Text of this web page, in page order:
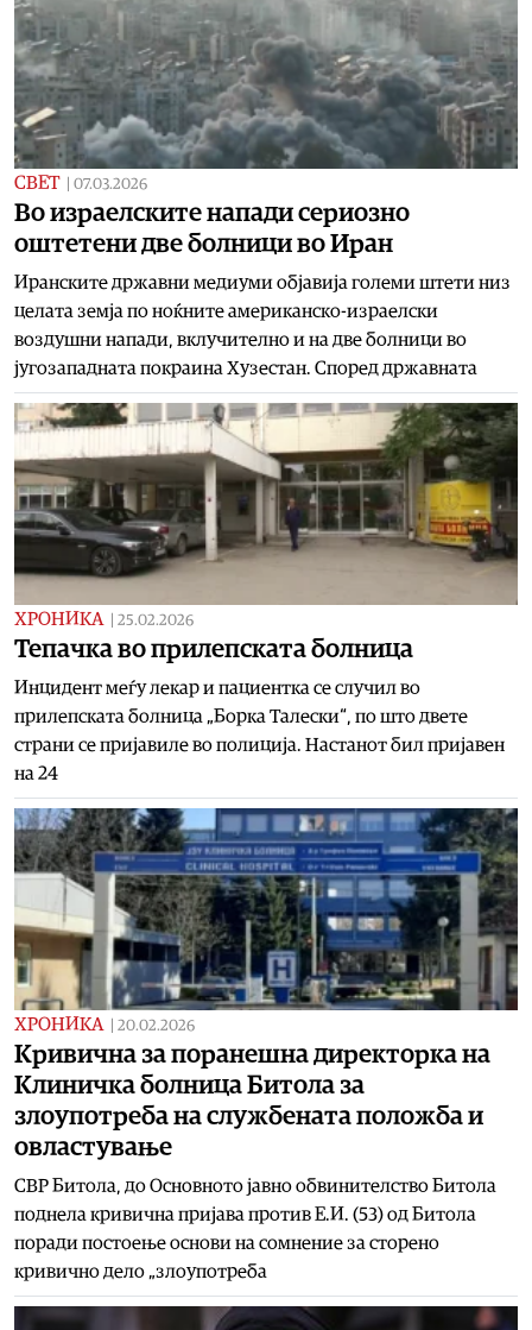
СВЕТ 07.03.2026
Во израелските напади сериозно
оштетени две болници во Иран
Иранските државни медиуми објавија големи штети низ
целата земја по ноќните американско-израелски
воздушни напади, вклучително и на две болници во
југозападната покраина Хузестан. Според државната
ХРОНИКА 25.02.2026
Тепачка во прилепската болница
Инцидент меѓу лекар и пациентка се случил во
прилепската болница „Борка Талески“, по што двете
страни се пријавиле во полиција. Настанот бил пријавен
на 24
ХРОНИКА 20.02.2026
Кривична за поранешна директорка на
Клиничка болница Битола за
злоупотреба на службената положба и
овластување
СВР Битола, до Основното јавно обвинителство Битола
поднела кривична пријава против Е.И. (53) од Битола
поради постоење основи на сомнение за сторено
кривично дело „злоупотреба